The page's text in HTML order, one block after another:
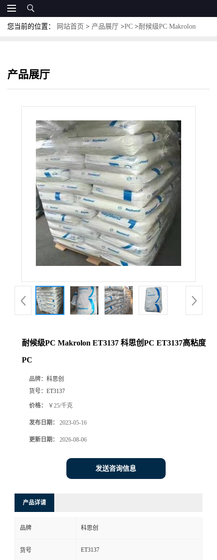
您当前的位置： 网站首页 > 产品展厅 >PC >耐候级PC Makrolon
产品展厅
耐候级PC Makrolon ET3137 科思创PC ET3137高粘度
PC
品牌： 科思创
货号： ET3137
价格： ￥25/千克
发布日期： 2023-05-16
更新日期： 2026-08-06
发送咨询信息
产品详请
品牌 科思创
货号 ET3137